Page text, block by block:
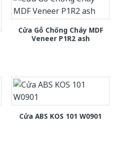
Cửa Gỗ Chống Cháy MDF
Veneer P1R2 ash
Cửa ABS KOS 101 W0901